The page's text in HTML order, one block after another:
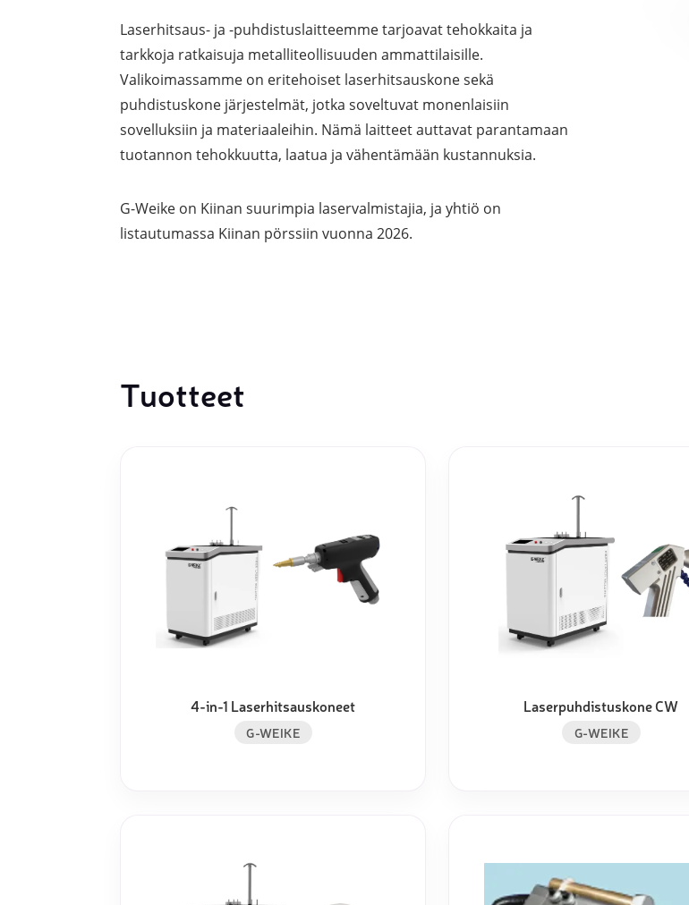
Tarkkuuslaserit
Laserlasinleikkaus
Levynostimet ja levy- ja
tankovarastot
Muut levykoneet – kulminta,
taivutus
Koordinaattimittauskoneet
Nivelvarsimittakoneet
3D-mittauksen oheistuotteet
FAIRINO kobottijärjestelmät
FAIRINO hitsasutuotteet
Laserhitsaus- ja -puhdistuslaitteemme tarjoavat tehokkaita ja
tarkkoja ratkaisuja metalliteollisuuden ammattilaisille.
Valikoimassamme on eritehoiset laserhitsauskone sekä
puhdistuskone järjestelmät, jotka soveltuvat monenlaisiin
sovelluksiin ja materiaaleihin. Nämä laitteet auttavat parantamaan
tuotannon tehokkuutta, laatua ja vähentämään kustannuksia.
G-Weike on Kiinan suurimpia laservalmistajia, ja yhtiö on
listautumassa Kiinan pörssiin vuonna 2026.
Tuotteet
4-in-1 Laserhitsauskoneet
G-WEIKE
Laserpuhdistuskone CW
G-WEIKE